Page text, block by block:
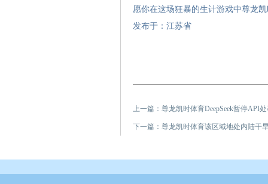
愿你在这场狂暴的生计游戏中尊龙
发布于：江苏省
上一篇： 尊龙凯时体育DeepSeek暂停API
下一篇： 尊龙凯时体育该区域地处内陆干